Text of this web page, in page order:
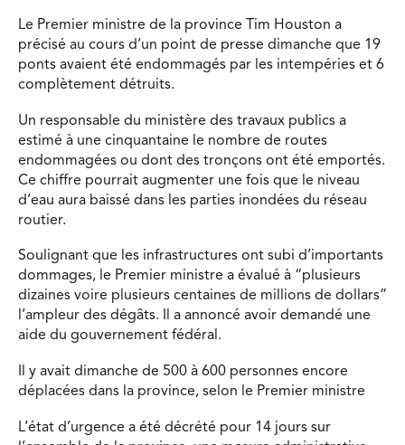
Le Premier ministre de la province Tim Houston a
précisé au cours d’un point de presse dimanche que 19
ponts avaient été endommagés par les intempéries et 6
complètement détruits.
Un responsable du ministère des travaux publics a
estimé à une cinquantaine le nombre de routes
endommagées ou dont des tronçons ont été emportés.
Ce chiffre pourrait augmenter une fois que le niveau
d’eau aura baissé dans les parties inondées du réseau
routier.
Soulignant que les infrastructures ont subi d’importants
dommages, le Premier ministre a évalué à “plusieurs
dizaines voire plusieurs centaines de millions de dollars”
l’ampleur des dégâts. Il a annoncé avoir demandé une
aide du gouvernement fédéral.
Il y avait dimanche de 500 à 600 personnes encore
déplacées dans la province, selon le Premier ministre
L’état d’urgence a été décrété pour 14 jours sur